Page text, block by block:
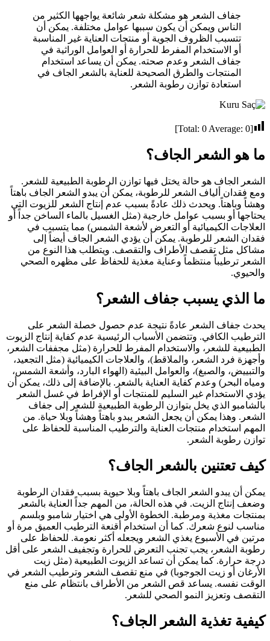
جفاف الشعر هو مشكلة شعر شائعة يواجهها الكثير من
الناس ويمكن أن يكون سببها عوامل مختلفة. يمكن أن
تتسبب الظروف الجوية أو منتجات العناية غير المناسبة
أو الاستخدام المفرط للحرارة أو العوامل الوراثية في
جفاف الشعر وعدم صحته. يمكن أن يساعد استخدام
المنتجات والطرق الصحيحة للعناية بالشعر الجاف في
استعادة توازن رطوبة الشعر.
[Total:
0 Average: 0
]
ما هو الشعر الجاف؟
الشعر الجاف هو حالة يختل فيها توازن الرطوبة الطبيعية للشعر.
ومع فقدان ألياف الشعر للرطوبة، يمكن أن يبدو الشعر الجاف باهتاً
وهشاً وباهتاً. ويحدث ذلك عادةً بسبب عدم إنتاج الشعر للزيوت التي
يحتاجها أو بسبب عوامل خارجية (مثل الغسيل بالماء الساخن جداً أو
العلاجات الكيميائية أو التعرض لأشعة الشمس) مما يتسبب في
فقدان الشعر للرطوبة. يمكن أن يؤدي الشعر الجاف أيضاً إلى
مشاكل مثل تقصف الأطراف والتقصف. ويتطلب هذا النوع من
الشعر ترطيباً منتظماً وعناية مغذية للحفاظ على مظهره الصحي
والحيوي.
ما الذي يسبب جفاف الشعر؟
يحدث جفاف الشعر عادةً نتيجة عدم حصول خصلة الشعر على
الترطيب الكافي. وتتضمن الأسباب الرئيسية عدم كفاية إنتاج الزيوت
الطبيعية للشعر، والاستخدام المفرط للحرارة (مثل مجففات الشعر،
وأجهزة فرد الشعر، والملاقط)، والعلاجات الكيميائية (مثل التجعيد،
والتبييض، والصبغ)، والعوامل البيئية (الهواء البارد، وأشعة الشمس،
ومياه البحر) وعدم كفاية العناية بالشعر. بالإضافة إلى ذلك، يمكن أن
يؤدي الاستخدام غير السليم للمنتجات أو الإفراط في غسل الشعر
بالشامبو الذي يخل بتوازن الرطوبة الطبيعية للشعر إلى جفاف
الشعر. وهذا يمكن أن يجعل الشعر يبدو باهتاً وهشاً وبلا حياة. من
المهم استخدام منتجات العناية والترطيب المناسبة للحفاظ على
توازن رطوبة الشعر.
كيف تعتنين بالشعر الجاف؟
يمكن أن يبدو الشعر الجاف باهتاً وبلا حيوية بسبب فقدان الرطوبة
وضعف إنتاج الزيت. في هذه الحالة، من المهم جداً العناية بالشعر
بمنتجات مغذية ومرطبة. الخطوة الأولى هي اختيار شامبو وبلسم
مناسب لنوع شعرك. كما أن استخدام أقنعة الترطيب العميق مرة أو
مرتين في الأسبوع يغذي الشعر ويجعله أكثر نعومة. للحفاظ على
رطوبة الشعر، يجب تجنب التعرض للحرارة وتجفيف الشعر على أقل
درجة حرارة. كما يمكن أن تساعد الزيوت الطبيعية (مثل زيت
الأرغان أو زيت الجوجوبا) في منع تقصف الشعر وترطيب الشعر في
الوقت نفسه. يساعد قص الشعر من الأطراف بانتظام على منع
التقصف وتعزيز النمو الصحي للشعر.
كيفية تغذية الشعر الجاف؟